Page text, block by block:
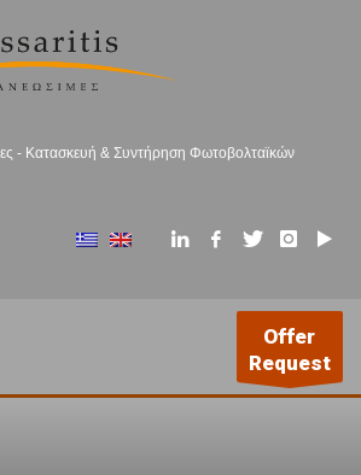
- Κατασκευή & Συντήρηση Φωτοβολταϊκών
Offer
Request